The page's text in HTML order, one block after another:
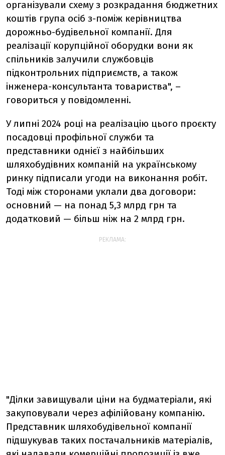
організували схему з розкрадання бюджетних
коштів група осіб з-поміж керівництва
дорожньо-будівельної компанії. Для
реалізації корупційної оборудки вони як
спільників залучили службовців
підконтрольних підприємств, а також
інженера-консультанта товариства", –
говориться у повідомленні.
У липні 2024 році на реалізацію цього проєкту
посадовці профільної служби та
представники однієї з найбільших
шляхобудівних компаній на українському
ринку підписали угоди на виконання робіт.
Тоді між сторонами уклали два договори:
основний — на понад 5,3 млрд грн та
додатковий — більш ніж на 2 млрд грн.
РЕКЛАМА:
"Ділки завищували ціни на будматеріали, які
закуповували через афілійовану компанію.
Представник шляхобудівельної компанії
підшукував таких постачальників матеріалів,